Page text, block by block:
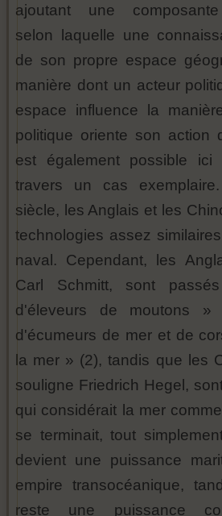
ajoutant une composante
selon laquelle une
de son propre espace
manière dont un acteur
espace influence la
politique oriente son action
est également possible
travers un cas
siècle, les Anglais et les
technologies assez
naval. Cependant, les
Carl Schmitt, sont
d'éleveurs de moutons
d'écumeurs de mer et de
la mer » (2), tandis que les
souligne Friedrich Hegel,
qui considérait la mer
se terminait, tout
devient une puissance
empire transocéanique,
reste une puissance